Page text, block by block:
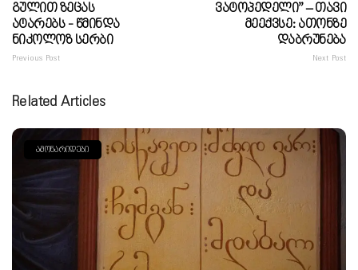
Გულით Ზეცას
Ატარებს - Წმინდა
Ნიკოლოზ Სერბი
Previous Post
Ვატოპედელი” – Თავი
Მეექვსე: Ათონზე
Დაბრუნება
Next Post
Related Articles
ᲐᲛᲝᲜᲐᲠᲘᲓᲔᲑᲘ